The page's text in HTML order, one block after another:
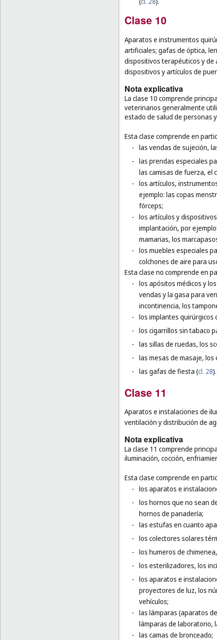
Clase 10
Aparatos e instrumentos
artificiales; gafas de óptica,
dispositivos terapéuticos y de
dispositivos y artículos de
Nota explicativa
La clase 10 comprende
veterinarios generalmente
estado de salud de personas
Esta clase comprende en
- las vendas de sujeción,
- las prendas especiales
las camisas de fuerza, el
- los artículos,
ejemplo: las copas
fórceps;
- los artículos y
implantación, por
mamarias, los
- los muebles especiales
colchones de aire para
Esta clase no comprende en
- los apósitos médicos y
vendas y la gasa para
incontinencia, los
- los implantes quirúrgicos
- los cigarrillos sin tabaco
- las sillas de ruedas, los
- las mesas de masaje, los
- las gafas de fiesta (cl. 28).
Clase 11
Aparatos e instalaciones de
ventilación y distribución de
Nota explicativa
La clase 11 comprende
iluminación, cocción,
Esta clase comprende en
- los aparatos e
- los hornos que no sean
hornos de panadería;
- las estufas en cuanto
- los colectores solares
- los humeros de
- los esterilizadores, los
- los aparatos e
proyectores de luz, los
vehículos;
- las lámparas (aparatos
lámparas de laboratorio,
- las camas de bronceado;